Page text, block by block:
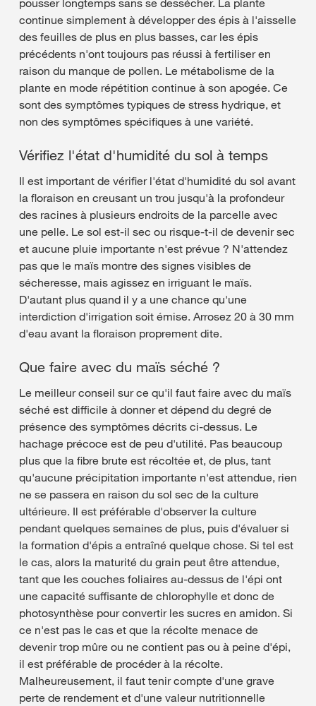
continue simplement à développer des épis à l'aisselle
des feuilles de plus en plus basses, car les épis
précédents n'ont toujours pas réussi à fertiliser en
raison du manque de pollen. Le métabolisme de la
plante en mode répétition continue à son apogée. Ce
sont des symptômes typiques de stress hydrique, et
non des symptômes spécifiques à une variété.
Vérifiez l'état d'humidité du sol à temps
Il est important de vérifier l'état d'humidité du sol avant
la floraison en creusant un trou jusqu'à la profondeur
des racines à plusieurs endroits de la parcelle avec
une pelle. Le sol est-il sec ou risque-t-il de devenir sec
et aucune pluie importante n'est prévue ? N'attendez
pas que le maïs montre des signes visibles de
sécheresse, mais agissez en irriguant le maïs.
D'autant plus quand il y a une chance qu'une
interdiction d'irrigation soit émise. Arrosez 20 à 30 mm
d'eau avant la floraison proprement dite.
Que faire avec du maïs séché ?
Le meilleur conseil sur ce qu'il faut faire avec du maïs
séché est difficile à donner et dépend du degré de
présence des symptômes décrits ci-dessus. Le
hachage précoce est de peu d'utilité. Pas beaucoup
plus que la fibre brute est récoltée et, de plus, tant
qu'aucune précipitation importante n'est attendue, rien
ne se passera en raison du sol sec de la culture
ultérieure. Il est préférable d'observer la culture
pendant quelques semaines de plus, puis d'évaluer si
la formation d'épis a entraîné quelque chose. Si tel est
le cas, alors la maturité du grain peut être attendue,
tant que les couches foliaires au-dessus de l'épi ont
une capacité suffisante de chlorophylle et donc de
photosynthèse pour convertir les sucres en amidon. Si
ce n'est pas le cas et que la récolte menace de
devenir trop mûre ou ne contient pas ou à peine d'épi,
il est préférable de procéder à la récolte.
Malheureusement, il faut tenir compte d'une grave
perte de rendement et d'une valeur nutritionnelle